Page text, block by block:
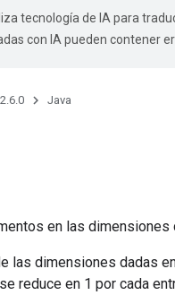
tecnología de IA para
con IA pueden contener
Java
en las dimensiones
las dimensiones dadas
reduce en 1 por cada